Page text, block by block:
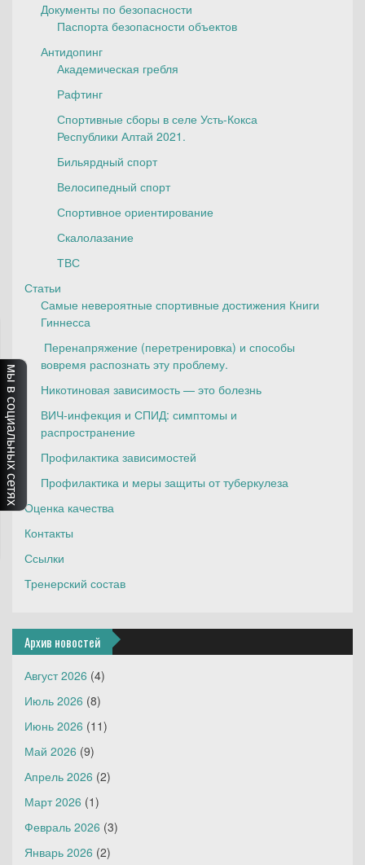
Документы по безопасности
Паспорта безопасности объектов
Антидопинг
Академическая гребля
Рафтинг
Спортивные сборы в селе Усть-Кокса
Республики Алтай 2021.
Бильярдный спорт
Велосипедный спорт
Спортивное ориентирование
Скалолазание
ТВС
Статьи
Самые невероятные спортивные достижения Книги
Гиннесса
Перенапряжение (перетренировка) и способы
вовремя распознать эту проблему.
Никотиновая зависимость — это болезнь
ВИЧ-инфекция и СПИД: симптомы и
распространение
Профилактика зависимостей
Профилактика и меры защиты от туберкулеза
Оценка качества
Контакты
Ссылки
Тренерский состав
Архив новостей
Август 2026 (4)
Июль 2026 (8)
Июнь 2026 (11)
Май 2026 (9)
Апрель 2026 (2)
Март 2026 (1)
Февраль 2026 (3)
Январь 2026 (2)
мы в социальных сетях